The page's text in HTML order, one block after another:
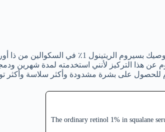
إذا كنت ترغب في استخدام سيروم مضاد للشيخوخة نوصيك بسيروم
هذا التركيز لأنني استخدمته لمدة شهرين
للحصول على بشرة مشدودة وأكثر سلاسة وأكثر